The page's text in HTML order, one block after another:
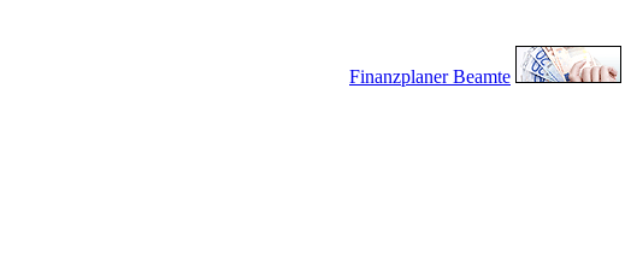
Finanzplaner Beamte